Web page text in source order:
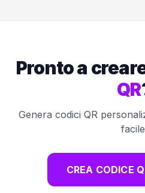
Pronto a
QR
Genera codici QR
CREA CODICE